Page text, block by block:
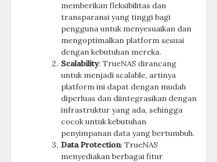
memberikan fleksibilitas dan
transparansi yang tinggi bagi
pengguna untuk menyesuaikan dan
mengoptimalkan platform sesuai
dengan kebutuhan mereka.
Scalability: TrueNAS dirancang
untuk menjadi scalable, artinya
platform ini dapat dengan mudah
diperluas dan diintegrasikan dengan
infrastruktur yang ada, sehingga
cocok untuk kebutuhan
penyimpanan data yang bertumbuh.
Data Protection: TrueNAS
menyediakan berbagai fitur